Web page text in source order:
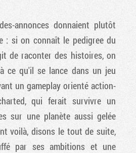
annonces donnaient plutôt
: si on connaît le pedigree du
de raconter des histoires, on
ce qu'il se lance dans un jeu
un gameplay orienté action-
qui ferait survivre un
sur une planète aussi gelée
voilà, disons le tout de suite,
par ses ambitions et une